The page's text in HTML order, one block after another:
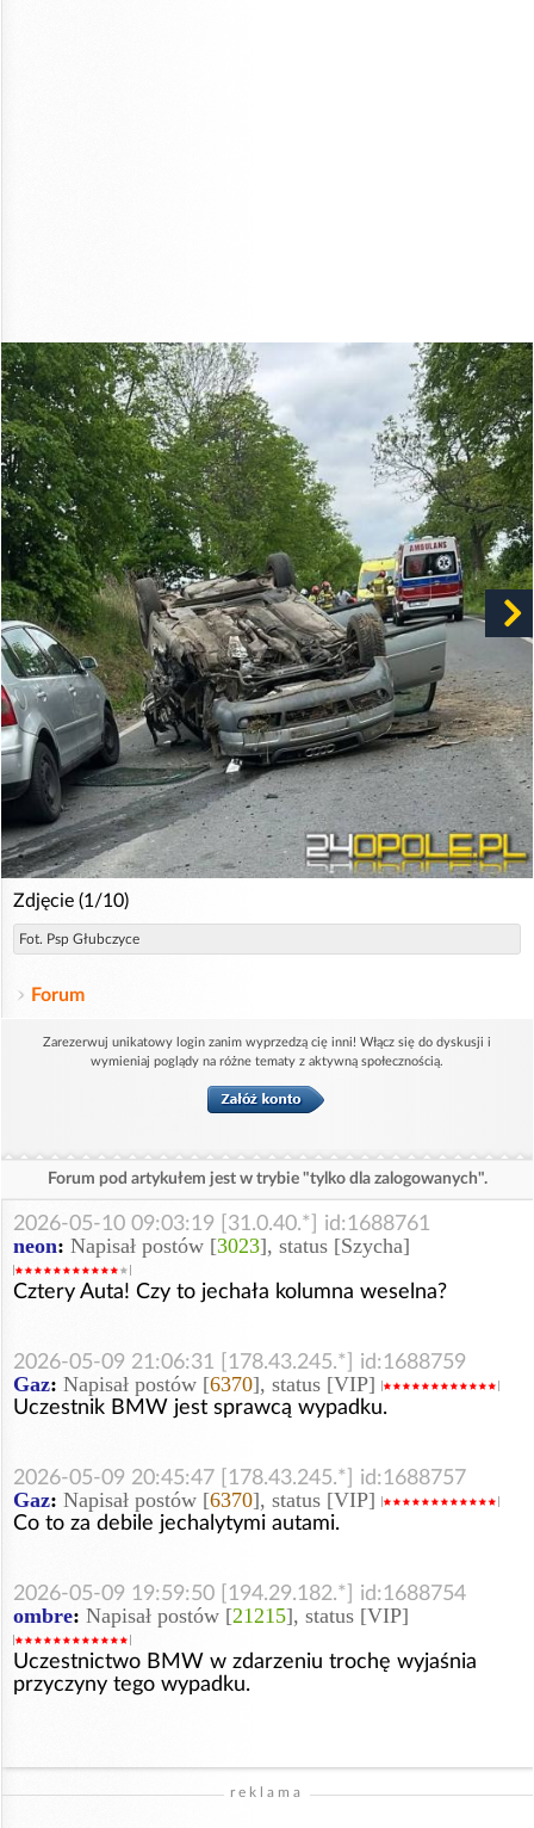
Zdjęcie (1/10)
Fot. Psp Głubczyce
Forum
Zarezerwuj unikatowy login zanim wyprzedzą cię inni! Włącz się do dyskusji i
wymieniaj poglądy na różne tematy z aktywną społecznością.
Forum pod artykułem jest w trybie "tylko dla zalogowanych".
2026-05-10 09:03:19 [31.0.40.*] id:1688761
neon: Napisał postów [3023], status [Szycha]
Cztery Auta! Czy to jechała kolumna weselna?
2026-05-09 21:06:31 [178.43.245.*] id:1688759
Gaz: Napisał postów [6370], status [VIP]
Uczestnik BMW jest sprawcą wypadku.
2026-05-09 20:45:47 [178.43.245.*] id:1688757
Gaz: Napisał postów [6370], status [VIP]
Co to za debile jechalytymi autami.
2026-05-09 19:59:50 [194.29.182.*] id:1688754
ombre: Napisał postów [21215], status [VIP]
Uczestnictwo BMW w zdarzeniu trochę wyjaśnia
przyczyny tego wypadku.
reklama